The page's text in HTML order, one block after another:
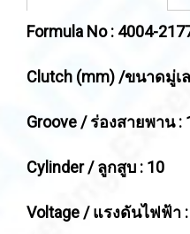
Formula No : 4004-
Clutch (mm) /ขนาดมู่เ
Groove / ร่องสายพาน :
Cylinder / ลูกสูบ : 10
Voltage / แรงดันไฟฟ้า :